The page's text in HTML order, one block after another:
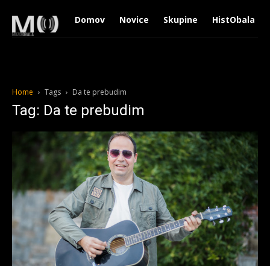
Domov Novice Skupine HistObala
Home Tags Da te prebudim
Tag: Da te prebudim